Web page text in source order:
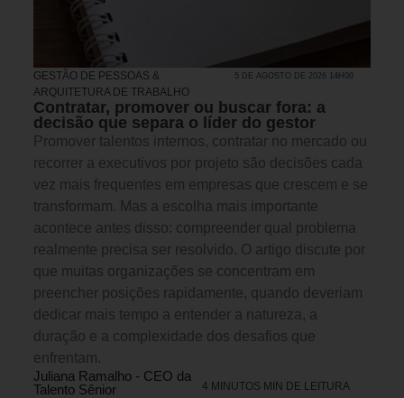
GESTÃO DE PESSOAS &
ARQUITETURA DE TRABALHO
5 DE AGOSTO DE 2026 14H00
Contratar, promover ou buscar fora: a
decisão que separa o líder do gestor
Promover talentos internos, contratar no mercado ou
recorrer a executivos por projeto são decisões cada
vez mais frequentes em empresas que crescem e se
transformam. Mas a escolha mais importante
acontece antes disso: compreender qual problema
realmente precisa ser resolvido. O artigo discute por
que muitas organizações se concentram em
preencher posições rapidamente, quando deveriam
dedicar mais tempo a entender a natureza, a
duração e a complexidade dos desafios que
enfrentam.
Juliana Ramalho - CEO da
Talento Sênior
4 MINUTOS MIN DE LEITURA